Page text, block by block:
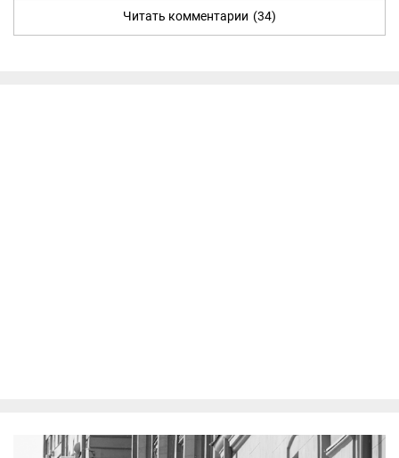
Читать комментарии (34)